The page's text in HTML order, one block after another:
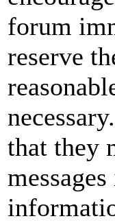
forum
reserve
that they